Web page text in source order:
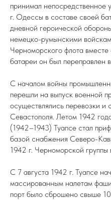
принимал непосредственное
г. Одессы в составе своей
дневной героической
немецко-румынскими
Черноморского флота
батареи он был переправлен в
С началом войны
перешли на выпуск военной
осуществлялись перевозки
Севастополя. Летом 1942
(1942–1943) Туапсе стал
базой снабжения Северо-
1942 г. Черноморской группы
С 7 августа 1942 г. Туапсе
массированным налетам
порт было сброшено свыше